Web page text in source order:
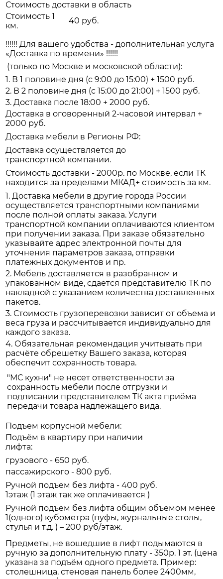
Стоимость доставки в область
Стоимость 1
км.
40 руб.
!!!!!! Для вашего удобства - дополнительная услуга
«Доставка по времени» !!!!!!
(только по Москве и московской области):
1. В 1 половине дня (с 9:00 до 15:00) + 1500 руб.
2. В 2 половине дня (с 15:00 до 21:00) + 1500 руб.
3. Доставка после 18:00 + 2000 руб.
Доставка в оговоренный 2-часовой интервал +
2000 руб.
Доставка мебели в Регионы РФ:
Доставка осуществляется до
транспортной компании.
Стоимость доставки - 2000р. по Москве, если ТК
находится за пределами МКАД+ стоимость за км.
1. Доставка мебели в другие города России
осуществляется транспортными компаниями
после полной оплаты заказа. Услуги
транспортной компании оплачиваются клиентом
при получении заказа. При заказе обязательно
указывайте адрес электронной почты для
уточнения параметров заказа, отправки
платежных документов и пр.
2. Мебель доставляется в разобранном и
упакованном виде, сдается представителю ТК по
накладной с указанием количества доставленных
пакетов.
3. Стоимость грузоперевозки зависит от объема и
веса груза и рассчитывается индивидуально для
каждого заказа.
4. Обязательная рекомендация учитывать при
расчёте обрешетку Вашего заказа, которая
обеспечит сохранность товара.
"МС кухни" не несет ответственности за
сохранность мебели после отгрузки и
подписании представителем ТК акта приёма
передачи товара надлежащего вида.
Подъем корпусной мебели:
Подъём в квартиру при наличии
лифта:
грузового - 650 руб.
пассажирского - 800 руб.
Ручной подъем без лифта - 400 руб.
1этаж (1 этаж так же оплачивается )
Ручной подъем без лифта общим объемом менее
1(одного) кубометра (пуфы, журнальные столы,
стулья и т.д. ) – 200 руб/этаж.
Предметы, не вошедшие в лифт подымаются в
ручную за дополнительную плату - 350р. 1 эт. (цена
указана за подъём одного предмета. Пример:
столешница, стеновая панель более 2400мм,